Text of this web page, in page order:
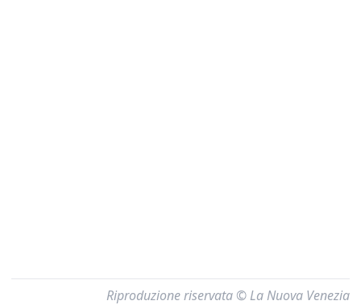
Riproduzione riservata © La Nuova Venezia